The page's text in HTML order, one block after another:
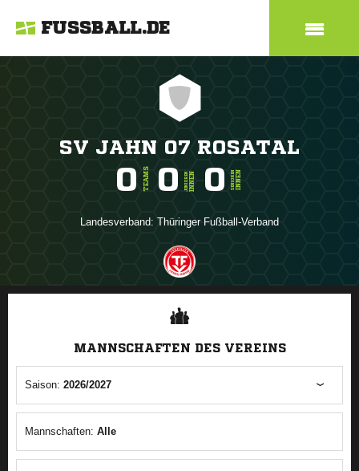
FUSSBALL.DE
SV JAHN 07 ROSATAL
0 TEAMS 0 JUNIORENINNEN 0 SENIORENINNEN
Landesverband: Thüringer Fußball-Verband
ANZEIGE
MANNSCHAFTEN DES VEREINS
Saison: 2026/2027
Mannschaften: Alle